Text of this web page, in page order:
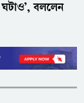
বললেন
দাম জানালো